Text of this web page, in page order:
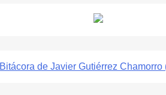
Bitácora de Javier Gutiérrez Chamorro